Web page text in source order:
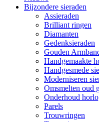
Bijzondere sieraden
Assieraden
Brilliant ringen
Diamanten
Gedenksieraden
Gouden
Handgemaakte
Handgesmede
Moderniseren
Omsmelten oud
Onderhoud
Parels
Trouwringen